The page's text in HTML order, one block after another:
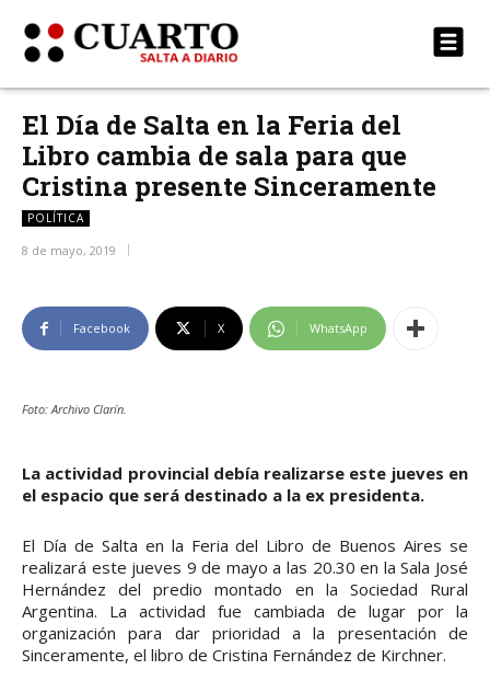
El Día de Salta en la Feria del
Libro cambia de sala para que
Cristina presente Sinceramente
POLÍTICA
8 de mayo, 2019
Facebook X WhatsApp
Foto: Archivo Clarín.
La actividad provincial debía realizarse este jueves en
el espacio que será destinado a la ex presidenta.
El Día de Salta en la Feria del Libro de Buenos Aires se
realizará este jueves 9 de mayo a las 20.30 en la Sala José
Hernández del predio montado en la Sociedad Rural
Argentina. La actividad fue cambiada de lugar por la
organización para dar prioridad a la presentación de
Sinceramente, el libro de Cristina Fernández de Kirchner.